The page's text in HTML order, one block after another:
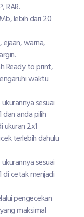
RAR.
lebih dari 20
warna,
Ready to print,
waktu
sesuai
dan anda pilih
ukuran 2x1
terlebih dahulu
sesuai
di cetak menjadi
pengecekan
maksimal